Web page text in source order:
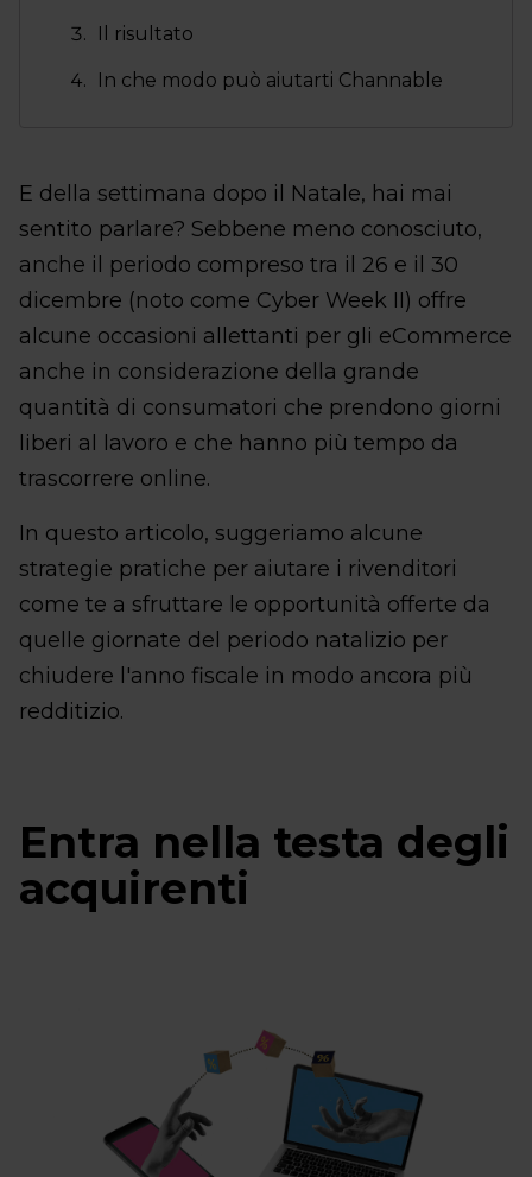
Il risultato
In che modo può aiutarti Channable
E della settimana dopo il Natale, hai mai
sentito parlare? Sebbene meno conosciuto,
anche il periodo compreso tra il 26 e il 30
dicembre (noto come Cyber Week II) offre
alcune occasioni allettanti per gli eCommerce
anche in considerazione della grande
quantità di consumatori che prendono giorni
liberi al lavoro e che hanno più tempo da
trascorrere online.
In questo articolo, suggeriamo alcune
strategie pratiche per aiutare i rivenditori
come te a sfruttare le opportunità offerte da
quelle giornate del periodo natalizio per
chiudere l'anno fiscale in modo ancora più
redditizio.
Entra nella testa degli
acquirenti